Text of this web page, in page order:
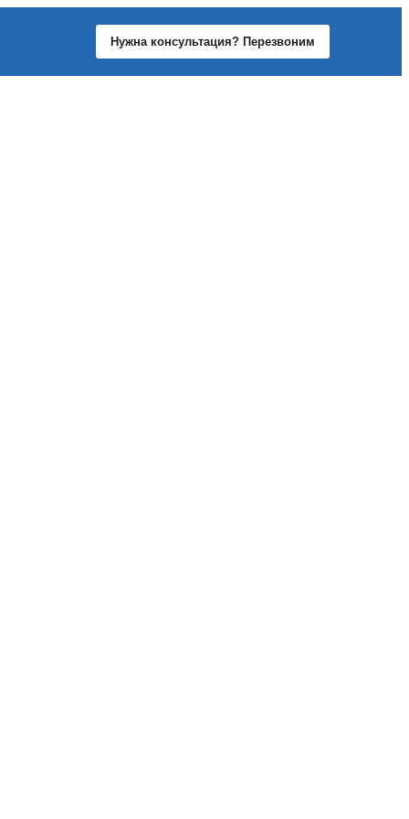
Нужна консультация? Перезвоним